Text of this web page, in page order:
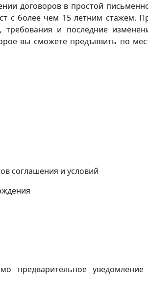
договоров в простой
с более чем 15 летним стажем.
требования и последние
вы сможете предъявить по
соглашения и условий
предварительное